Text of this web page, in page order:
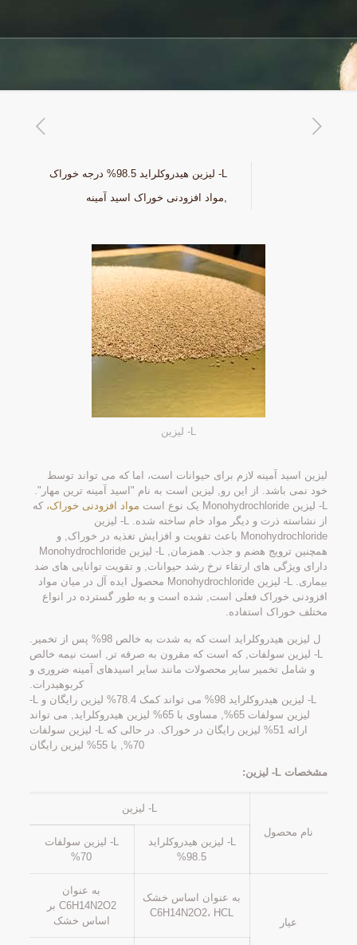
L- لیزین هیدروکلراید 98.5% درجه خوراک
,مواد افزودنی خوراک اسید آمینه
L- لیزین
لیزین اسید آمینه لازم برای حیوانات است، اما که می تواند توسط
خود نمی باشد. از این رو, لیزین است به نام "اسید آمینه ترین مهار".
L- لیزین Monohydrochloride یک نوع است
مواد افزودنی خوراک، که
از نشاسته ذرت و دیگر مواد خام ساخته شده. L- لیزین
Monohydrochloride باعث تقویت و افزایش تغذیه در خوراک, و
همچنین ترویج هضم و جذب. همزمان, L- لیزین Monohydrochloride
دارای ویژگی های ارتقاء نرخ رشد حیوانات, و تقویت توانایی های ضد
بیماری. L- لیزین Monohydrochloride محصول ایده آل در میان مواد
افزودنی خوراک فعلی است, شده است و به طور گسترده در انواع
مختلف خوراک استفاده.
ل لیزین هیدروکلراید است که به شدت به خالص 98% پس از تخمیر.
L- لیزین سولفات, که است که مقرون به صرفه تر, است نیمه خالص
و شامل تخمیر سایر محصولات مانند سایر اسیدهای آمینه ضروری و
کربوهیدرات.
L- لیزین هیدروکلراید 98% می تواند کمک 78.4% لیزین رایگان و L-
لیزین سولفات 65%, مساوی با 65% لیزین هیدروکلراید, می تواند
ارائه 51% لیزین رایگان در خوراک. در حالی که L- لیزین سولفات
70%, با 55% لیزین رایگان
مشخصات L- لیزین:
نام محصول
L- لیزین
L- لیزین هیدروکلراید
98.5%
L- لیزین سولفات
70%
عیار
به عنوان اساس خشک
C6H14N2O2، HCL
به عنوان
C6H14N2O2 بر
اساس خشک